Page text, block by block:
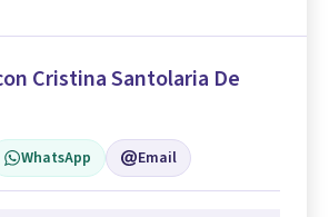
Cristina Santolaria De
WhatsApp Email